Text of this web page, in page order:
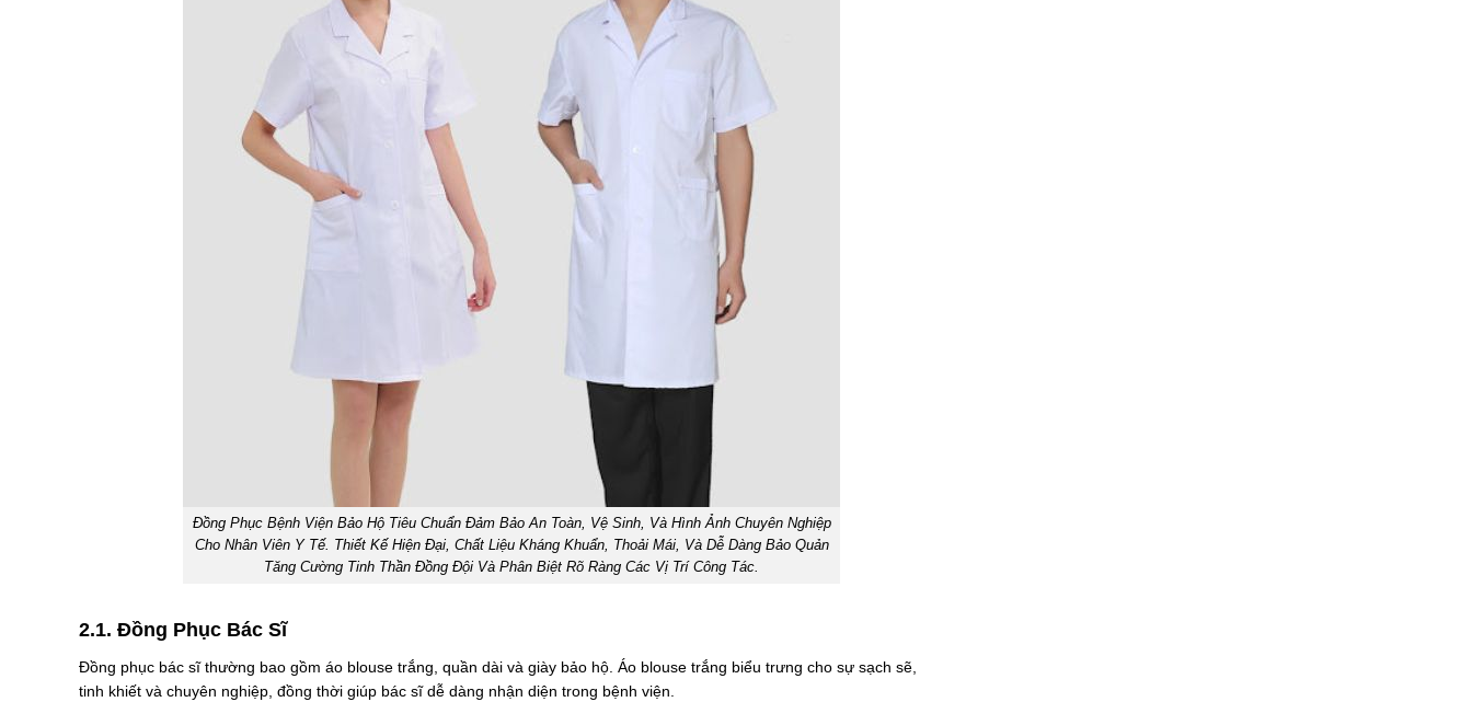
Đồng Phục Bệnh Viện Bảo Hộ Tiêu Chuẩn Đảm Bảo An Toàn, Vệ Sinh, Và Hình Ảnh Chuyên Nghiệp
Cho Nhân Viên Y Tế. Thiết Kế Hiện Đại, Chất Liệu Kháng Khuẩn, Thoải Mái, Và Dễ Dàng Bảo Quản
Tăng Cường Tinh Thần Đồng Đội Và Phân Biệt Rõ Ràng Các Vị Trí Công Tác.
2.1. Đồng Phục Bác Sĩ
Đồng phục bác sĩ thường bao gồm áo blouse trắng, quần dài và giày bảo hộ. Áo blouse trắng biểu trưng cho sự sạch sẽ,
tinh khiết và chuyên nghiệp, đồng thời giúp bác sĩ dễ dàng nhận diện trong bệnh viện.